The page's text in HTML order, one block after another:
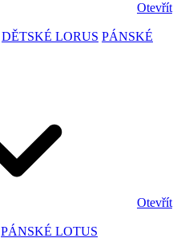
Otevřít
DĚTSKÉ LORUS PÁNSKÉ
Otevřít
PÁNSKÉ LOTUS